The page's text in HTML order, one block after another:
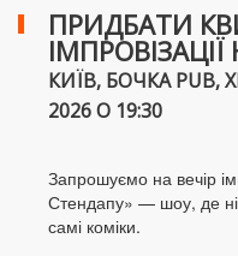
ПРИДБАТИ
КИЇВ, БОЧКА PUB,
2026 О 19:30
Запрошуємо на вечір
Стендапу» — шоу, де
самі коміки.